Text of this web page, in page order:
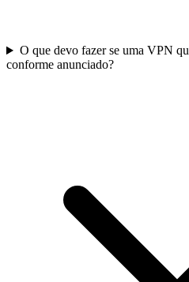
O que devo fazer se uma VPN
conforme anunciado?